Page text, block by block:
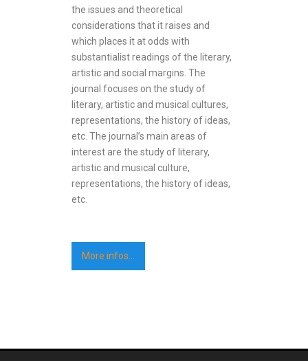
the issues and theoretical
considerations that it raises and
which places it at odds with
substantialist readings of the literary,
artistic and social margins. The
journal focuses on the study of
literary, artistic and musical cultures,
representations, the history of ideas,
etc. The journal’s main areas of
interest are the study of literary,
artistic and musical culture,
representations, the history of ideas,
etc.
More infos…